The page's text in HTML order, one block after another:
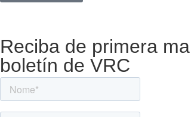
Reciba de primera
boletín de VRC